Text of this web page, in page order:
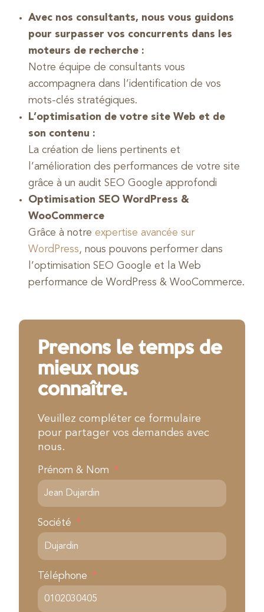
Avec nos consultants, nous vous guidons
pour surpasser vos concurrents dans les
moteurs de recherche :
Notre équipe de consultants vous
accompagnera dans l’identification de vos
mots-clés stratégiques.
L’optimisation de votre site Web et de
son contenu :
La création de liens pertinents et
l’amélioration des performances de votre site
grâce à un audit SEO Google approfondi
Optimisation SEO WordPress &
WooCommerce
Grâce à notre expertise avancée sur
WordPress, nous pouvons performer dans
l’optimisation SEO Google et la Web
performance de WordPress & WooCommerce.
Prenons le temps de
mieux nous
connaître.
Veuillez compléter ce formulaire
pour partager vos demandes avec
nous.
Prénom & Nom
Société
Téléphone